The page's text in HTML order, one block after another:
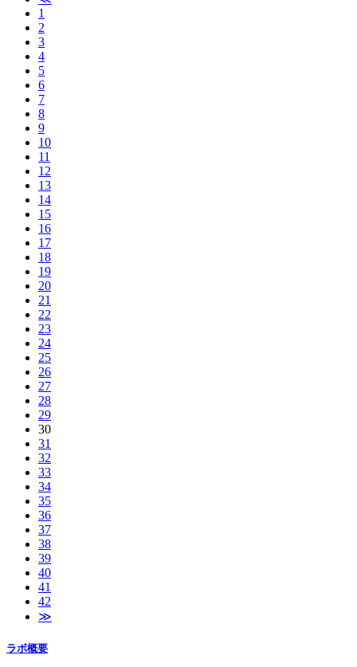
1
2
3
4
5
6
7
8
9
10
11
12
13
14
15
16
17
18
19
20
21
22
23
24
25
26
27
28
29
30
31
32
33
34
35
36
37
38
39
40
41
42
≫
ラボ概要